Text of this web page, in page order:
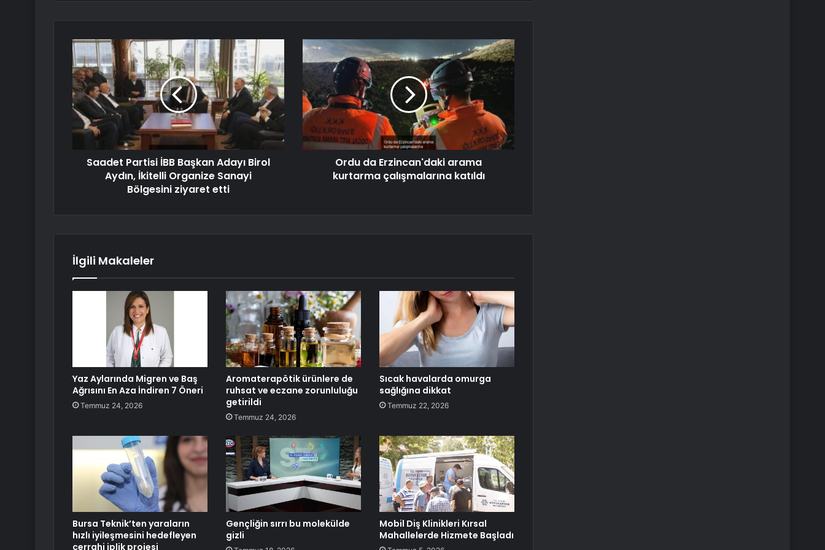
Saadet Partisi İBB Başkan Adayı Birol
Aydın, İkitelli Organize Sanayi
Bölgesini ziyaret etti
Ordu da Erzincan'daki arama
kurtarma çalışmalarına katıldı
İlgili Makaleler
Yaz Aylarında Migren ve Baş
Ağrısını En Aza İndiren 7 Öneri
Temmuz 24, 2026
Aromaterapötik ürünlere de
ruhsat ve eczane zorunluluğu
getirildi
Temmuz 24, 2026
Sıcak havalarda omurga
sağlığına dikkat
Temmuz 22, 2026
Bursa Teknik’ten yaraların
hızlı iyileşmesini hedefleyen
cerrahi iplik projesi
Gençliğin sırrı bu molekülde
gizli
Mobil Diş Klinikleri Kırsal
Mahallelerde Hizmete Başladı